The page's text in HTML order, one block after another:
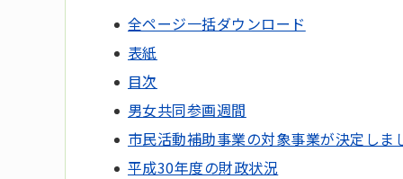
全ページ一括ダウンロード
表紙
目次
男女共同参画週間
市民活動補助事業の対象事業が決定しま
平成30年度の財政状況